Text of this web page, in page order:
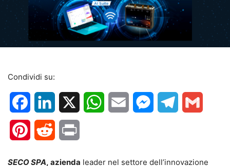
Condividi su:
FacebookLinkedIn WhatsApp
Email MessengerTelegram
PinterestReddit
SECO SPA, azienda leader nel settore dell’innovazione